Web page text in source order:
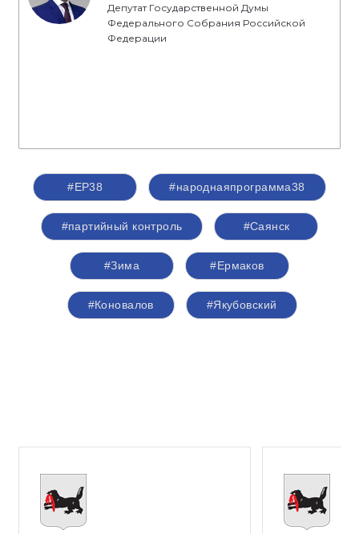
Депутат Государственной Думы
Федерального Собрания Российской
Федерации
#ЕР38 #народнаяпрограмма38
#партийный контроль #Саянск
#Зима #Ермаков
#Коновалов #Якубовский